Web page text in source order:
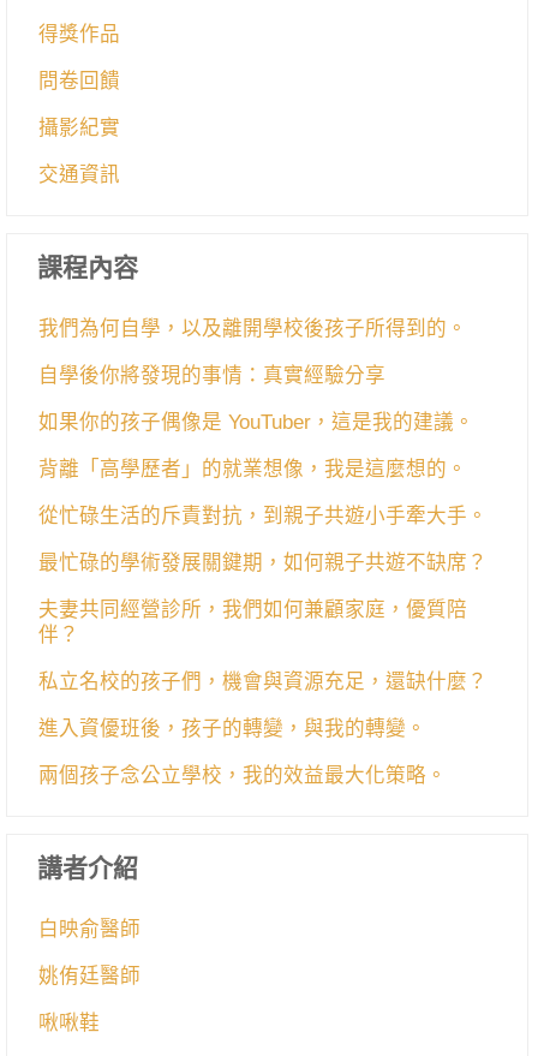
得獎作品
問卷回饋
攝影紀實
交通資訊
課程內容
我們為何自學，以及離開學校後孩子所得到的。
自學後你將發現的事情：真實經驗分享
如果你的孩子偶像是 YouTuber，這是我的建議。
背離「高學歷者」的就業想像，我是這麼想的。
從忙碌生活的斥責對抗，到親子共遊小手牽大手。
最忙碌的學術發展關鍵期，如何親子共遊不缺席？
夫妻共同經營診所，我們如何兼顧家庭，優質陪
伴？
私立名校的孩子們，機會與資源充足，還缺什麼？
進入資優班後，孩子的轉變，與我的轉變。
兩個孩子念公立學校，我的效益最大化策略。
講者介紹
白映俞醫師
姚侑廷醫師
啾啾鞋